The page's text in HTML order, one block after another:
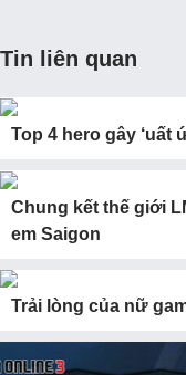
Tin liên quan
Top 4 hero gây ‘uất
Chung kết thế giới
em Saigon
Trải lòng của nữ